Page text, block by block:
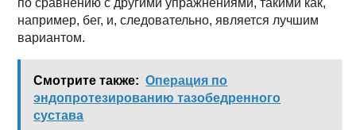
по сравнению с другими упражнениями, такими как,
например, бег, и, следовательно, является лучшим
вариантом.
Смотрите также: Операция по
эндопротезированию тазобедренного
сустава